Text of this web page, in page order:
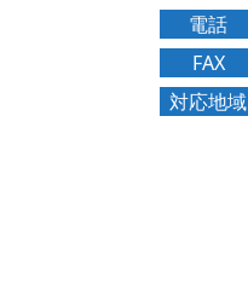
電話
FAX
対応地域